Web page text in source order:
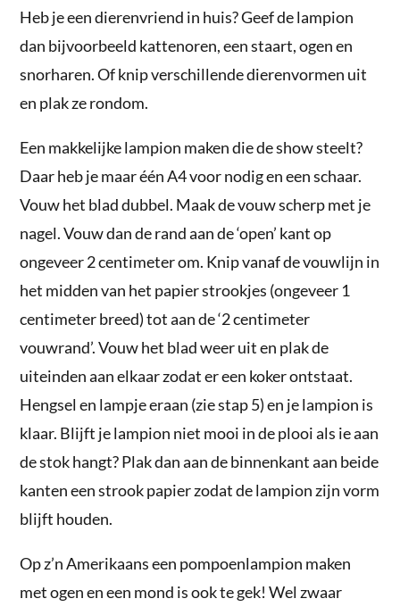
Heb je een dierenvriend in huis? Geef de lampion
dan bijvoorbeeld kattenoren, een staart, ogen en
snorharen. Of knip verschillende dierenvormen uit
en plak ze rondom.
Een makkelijke lampion maken die de show steelt?
Daar heb je maar één A4 voor nodig en een schaar.
Vouw het blad dubbel. Maak de vouw scherp met je
nagel. Vouw dan de rand aan de ‘open’ kant op
ongeveer 2 centimeter om. Knip vanaf de vouwlijn in
het midden van het papier strookjes (ongeveer 1
centimeter breed) tot aan de ‘2 centimeter
vouwrand’. Vouw het blad weer uit en plak de
uiteinden aan elkaar zodat er een koker ontstaat.
Hengsel en lampje eraan (zie stap 5) en je lampion is
klaar. Blijft je lampion niet mooi in de plooi als ie aan
de stok hangt? Plak dan aan de binnenkant aan beide
kanten een strook papier zodat de lampion zijn vorm
blijft houden.
Op z’n Amerikaans een pompoenlampion maken
met ogen en een mond is ook te gek! Wel zwaar